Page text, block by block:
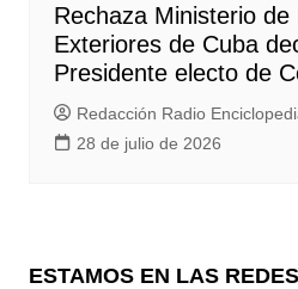
Rechaza Ministerio de
Exteriores de Cuba
Presidente electo de
Redacción Radio
28 de julio de 2026
ESTAMOS EN LAS REDES